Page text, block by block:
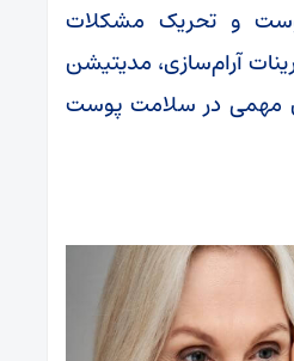
و تحریک مشکلات
آرام‌سازی، مدیتیشن
در سلامت پوست